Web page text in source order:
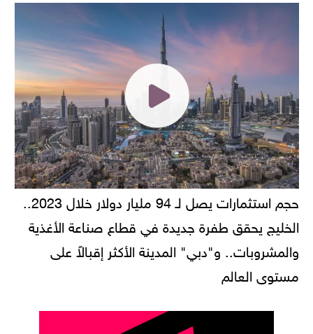
حجم استثمارات يصل لـ 94 مليار دولار خلال 2023..
الخليج يحقق طفرة جديدة في قطاع صناعة الأغذية
والمشروبات.. و"دبي" المدينة الأكثر إقبالاً على
مستوى العالم